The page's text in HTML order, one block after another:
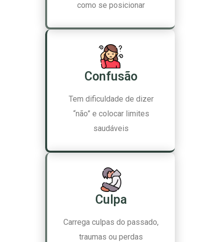
como se posicionar
Confusão
Tem dificuldade de dizer
“não” e colocar limites
saudáveis
Culpa
Carrega culpas do passado,
traumas ou perdas